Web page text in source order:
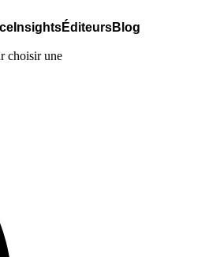
InsightsÉditeursBlog
choisir une